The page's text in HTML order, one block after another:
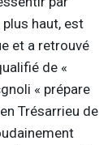
haut, est
et a retrouvé
de «
« prépare
Trésarrieu de